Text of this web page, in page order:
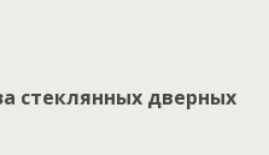
стеклянных дверных